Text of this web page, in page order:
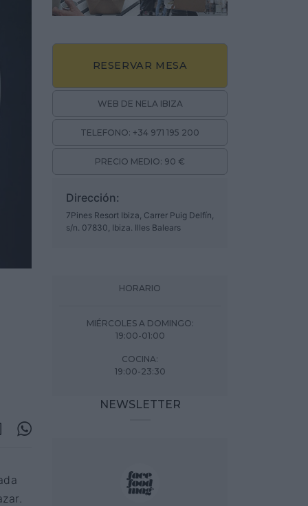
RESERVAR MESA
WEB DE NELA IBIZA
TELEFONO: +34 971 195 200
PRECIO MEDIO: 90 €
Dirección:
7Pines Resort Ibiza, Carrer Puig Delfín,
s/n. 07830, Ibiza. Illes Balears
HORARIO
MIÉRCOLES A DOMINGO:
19:00-01:00
COCINA:
19:00-23:30
NEWSLETTER